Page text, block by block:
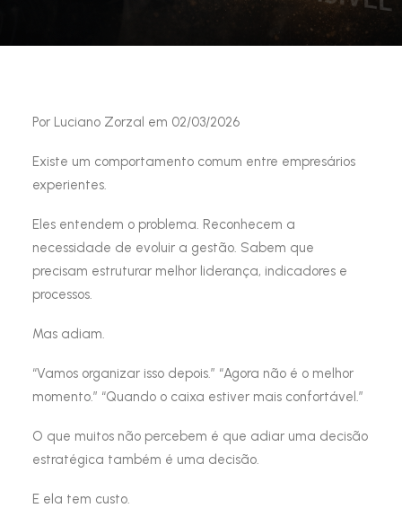
Por Luciano Zorzal em 02/03/2026
Existe um comportamento comum entre empresários
experientes.
Eles entendem o problema. Reconhecem a
necessidade de evoluir a gestão. Sabem que
precisam estruturar melhor liderança, indicadores e
processos.
Mas adiam.
“Vamos organizar isso depois.” “Agora não é o melhor
momento.” “Quando o caixa estiver mais confortável.”
O que muitos não percebem é que adiar uma decisão
estratégica também é uma decisão.
E ela tem custo.